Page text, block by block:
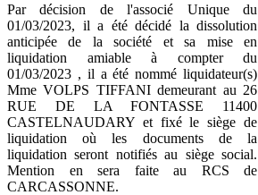
Par décision de l'associé Unique du
01/03/2023, il a été décidé la dissolution
anticipée de la société et sa mise en
liquidation amiable à compter du
01/03/2023 , il a été nommé liquidateur(s)
Mme VOLPS TIFFANI demeurant au 26
RUE DE LA FONTASSE 11400
CASTELNAUDARY et fixé le siège de
liquidation où les documents de la
liquidation seront notifiés au siège social.
Mention en sera faite au RCS de
CARCASSONNE.